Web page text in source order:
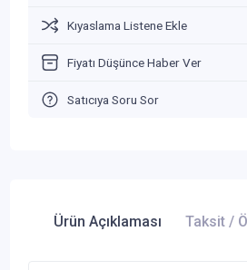
Kıyaslama Listene Ekle
Fiyatı Düşünce Haber Ver
Satıcıya Soru Sor
Ürün Açıklaması Taksit /